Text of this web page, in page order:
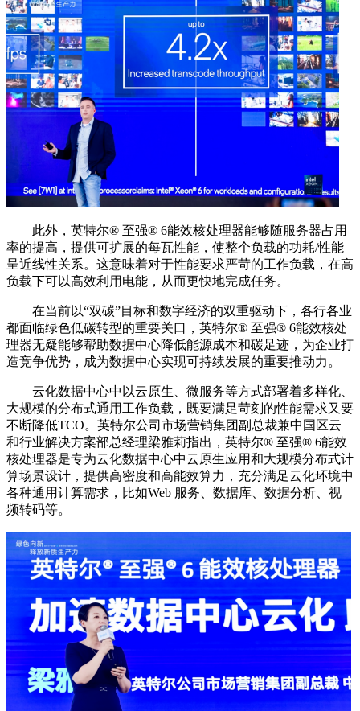
此外，英特尔®️ 至强®️ 6能效核处理器能够随服务器占用
率的提高，提供可扩展的每瓦性能，使整个负载的功耗/性能
呈近线性关系。这意味着对于性能要求严苛的工作负载，在高
负载下可以高效利用电能，从而更快地完成任务。
在当前以“双碳”目标和数字经济的双重驱动下，各行各业
都面临绿色低碳转型的重要关口，英特尔®️ 至强®️ 6能效核处
理器无疑能够帮助数据中心降低能源成本和碳足迹，为企业打
造竞争优势，成为数据中心实现可持续发展的重要推动力。
云化数据中心中以云原生、微服务等方式部署着多样化、
大规模的分布式通用工作负载，既要满足苛刻的性能需求又要
不断降低TCO。英特尔公司市场营销集团副总裁兼中国区云
和行业解决方案部总经理梁雅莉指出，英特尔® 至强® 6能效
核处理器是专为云化数据中心中云原生应用和大规模分布式计
算场景设计，提供高密度和高能效算力，充分满足云化环境中
各种通用计算需求，比如Web 服务、数据库、数据分析、视
频转码等。